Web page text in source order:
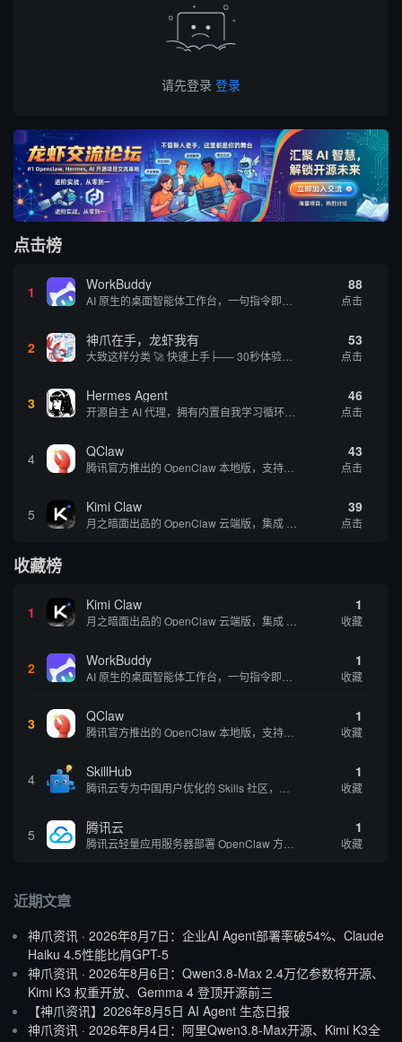
请先登录 登录
点击榜
1 WorkBuddy 88
点击
2 神爪在手，龙虾我有 53
点击
3 Hermes Agent 46
点击
4 QClaw 43
点击
5 Kimi Claw 39
点击
收藏榜
1 Kimi Claw 1
收藏
2 WorkBuddy 1
收藏
3 QClaw 1
收藏
4 SkillHub 1
收藏
5 腾讯云 1
收藏
近期文章
神爪资讯 · 2026年8月7日：企业AI Agent部署率破54%、Claude
Haiku 4.5性能比肩GPT-5
神爪资讯 · 2026年8月6日：Qwen3.8-Max 2.4万亿参数将开源、
Kimi K3 权重开放、Gemma 4 登顶开源前三
【神爪资讯】2026年8月5日 AI Agent 生态日报
神爪资讯 · 2026年8月4日：阿里Qwen3.8-Max开源、Kimi K3全